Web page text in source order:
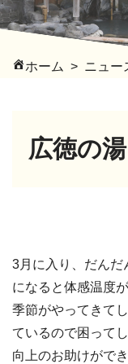
ホーム ニュー
広徳の
3月に入り、だんだ
になると体感温度
季節がやってきて
ているので困って
向上のお助けがで